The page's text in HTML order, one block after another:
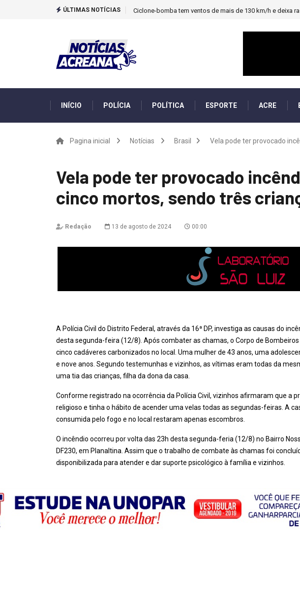
ÚLTIMAS NOTÍCIAS Ciclone-bomba tem ventos de mais de 130 km/h e deixa
INÍCIO POLÍCIA POLÍTICA ESPORTE ACRE
Pagina inicial Notícias Brasil Vela pode ter provocado
Vela pode ter provocado
cinco mortos, sendo três
Redação 13 de agosto de 2024 00:00
A Polícia Civil do Distrito Federal, através da 16ª DP, investiga as causas do
desta segunda-feira (12/8). Após combater as chamas, o Corpo de Bombeiros
cinco cadáveres carbonizados no local. Uma mulher de 43 anos, uma
e nove anos. Segundo testemunhas e vizinhos, as vítimas eram todas da
uma tia das crianças, filha da dona da casa.
Conforme registrado na ocorrência da Polícia Civil, vizinhos afirmaram que a
religioso e tinha o hábito de acender uma velas todas as segundas-feiras. A
consumida pelo fogo e no local restaram apenas escombros.
O incêndio ocorreu por volta das 23h desta segunda-feria (12/8) no Bairro
DF230, em Planaltina. Assim que o trabalho de combate às chamas foi
disponibilizada para atender e dar suporte psicológico à família e vizinhos.